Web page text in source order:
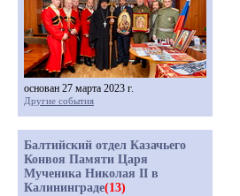
основан 27 марта 2023 г.
Другие события
Балтийский отдел Казачьего
Конвоя Памяти Царя
Мученика Николая II в
Калининграде(13)